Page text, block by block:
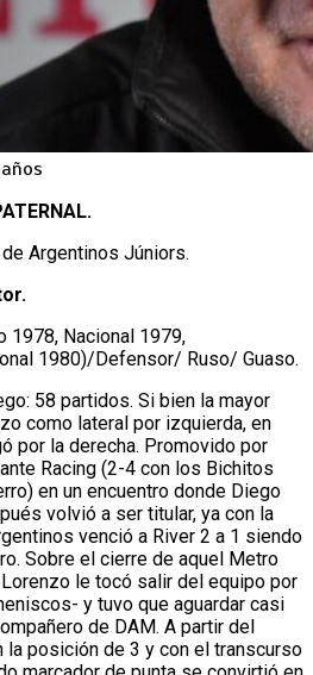
Argentinos Júniors.
1978, Nacional 1979,
1980)/Defensor/ Ruso/ Guaso.
58 partidos. Si bien la mayor
como lateral por izquierda, en
por la derecha. Promovido por
Racing (2-4 con los Bichitos
en un encuentro donde Diego
volvió a ser titular, ya con la
venció a River 2 a 1 siendo
Sobre el cierre de aquel Metro
le tocó salir del equipo por
y tuvo que aguardar casi
de DAM. A partir del
la posición de 3 y con el transcurso